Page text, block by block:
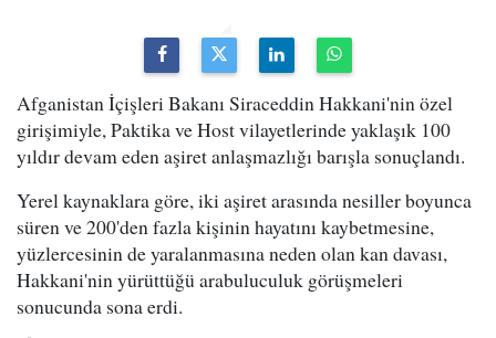
Afganistan İçişleri Bakanı Siraceddin Hakkani'nin özel
girişimiyle, Paktika ve Host vilayetlerinde yaklaşık 100
yıldır devam eden aşiret anlaşmazlığı barışla sonuçlandı.
Yerel kaynaklara göre, iki aşiret arasında nesiller boyunca
süren ve 200'den fazla kişinin hayatını kaybetmesine,
yüzlercesinin de yaralanmasına neden olan kan davası,
Hakkani'nin yürüttüğü arabuluculuk görüşmeleri
sonucunda sona erdi.